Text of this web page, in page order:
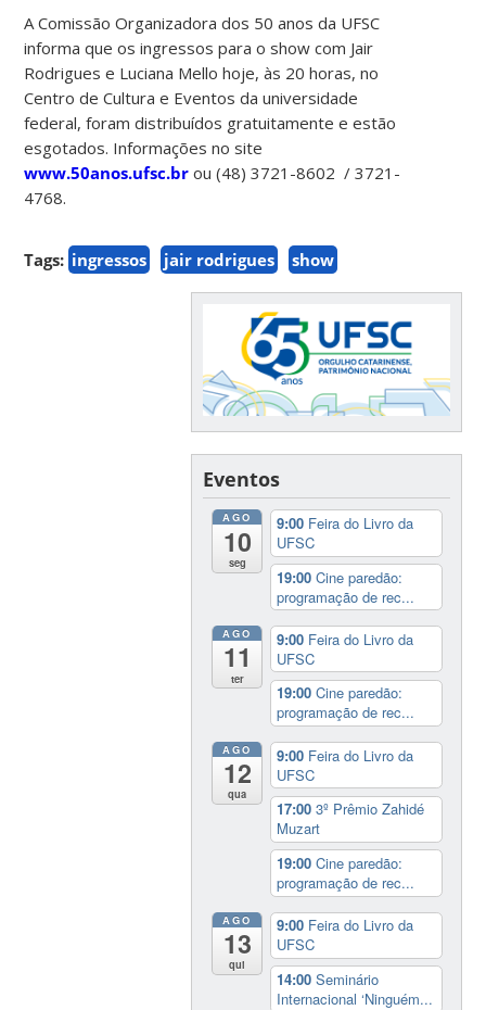
A Comissão Organizadora dos 50 anos da UFSC
informa que os ingressos para o show com Jair
Rodrigues e Luciana Mello hoje, às 20 horas, no
Centro de Cultura e Eventos da universidade
federal, foram distribuídos gratuitamente e estão
esgotados. Informações no site
www.50anos.ufsc.br ou (48) 3721-8602 / 3721-
4768.
Tags: ingressos jair rodrigues show
Eventos
AGO
10
seg
9:00 Feira do Livro da
UFSC
19:00Cine paredão:
programação de rec...
AGO
11
ter
9:00 Feira do Livro da
UFSC
19:00Cine paredão:
programação de rec...
AGO
12
qua
9:00 Feira do Livro da
UFSC
17:003º Prêmio Zahidé
Muzart
19:00Cine paredão:
programação de rec...
AGO
13
qui
9:00 Feira do Livro da
UFSC
14:00Seminário
Internacional ‘Ninguém...